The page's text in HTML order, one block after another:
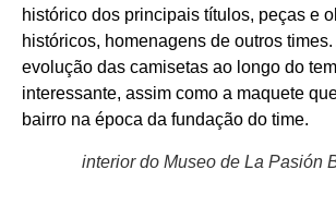
histórico dos principais títulos, peças e
históricos, homenagens de outros
evolução das camisetas ao longo do
interessante, assim como a maquete
bairro na época da fundação do time.
interior do Museo de La Pasión